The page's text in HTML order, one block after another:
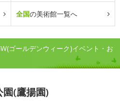
全国の美術館一覧へ
ゴールデンウィーク)イベント・お
園(鷹揚園)